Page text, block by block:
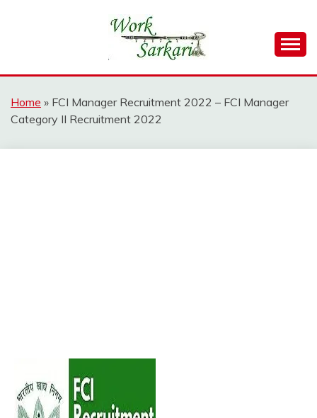
WORK SARKARI
Result 2026
Home » FCI Manager Recruitment 2022 – FCI Manager
Category II Recruitment 2022